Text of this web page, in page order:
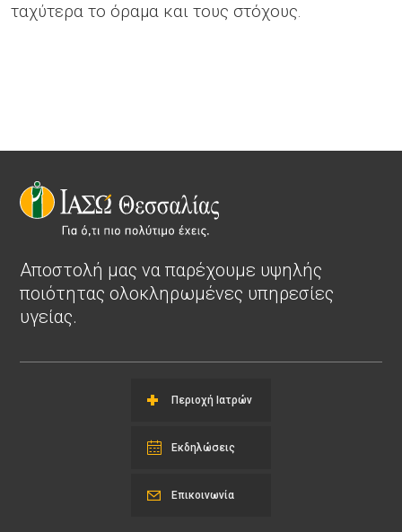
ταχύτερα το όραμα και τους στόχους.
Αποστολή μας να παρέχουμε υψηλής
ποιότητας ολοκληρωμένες υπηρεσίες
υγείας.
Περιοχή Ιατρών
Εκδηλώσεις
Επικοινωνία